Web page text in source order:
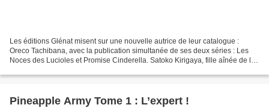
Les éditions Glénat misent sur une nouvelle autrice de leur catalogue :
Oreco Tachibana, avec la publication simultanée de ses deux séries : Les
Noces des Lucioles et Promise Cinderella. Satoko Kirigaya, fille aînée de la
Pineapple Army Tome 1 : L’expert !